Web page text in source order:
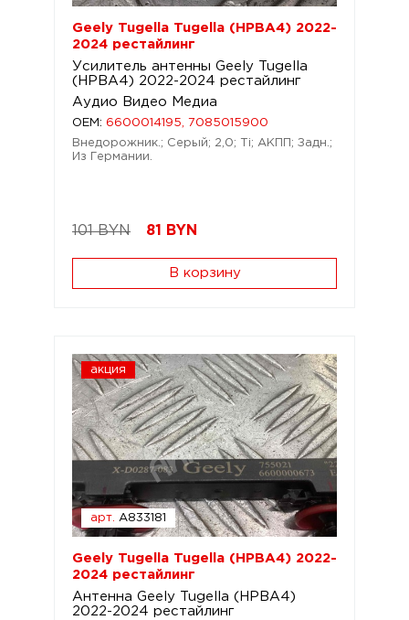
Geely Tugella Tugella (HPBA4) 2022-
2024 рестайлинг
Усилитель антенны Geely Tugella
(HPBA4) 2022-2024 рестайлинг
Аудио Видео Медиа
OEM: 6600014195, 7085015900
Внедорожник.; Серый; 2,0; Ti; АКПП; Задн.;
Из Германии.
101 BYN 81 BYN
В корзину
акция
арт. A833181
Geely Tugella Tugella (HPBA4) 2022-
2024 рестайлинг
Антенна Geely Tugella (HPBA4)
2022-2024 рестайлинг